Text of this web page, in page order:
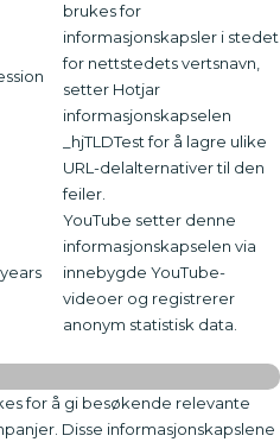
brukes for
informasjonskapsler i stedet
for nettstedets vertsnavn,
setter Hotjar
informasjonskapselen
_hjTLDTest for å lagre ulike
URL-delalternativer til den
feiler.
YouTube setter denne
informasjonskapselen via
innebygde YouTube-
videoer og registrerer
anonym statistisk data.
for å gi besøkende relevante
Disse informasjonskapslene